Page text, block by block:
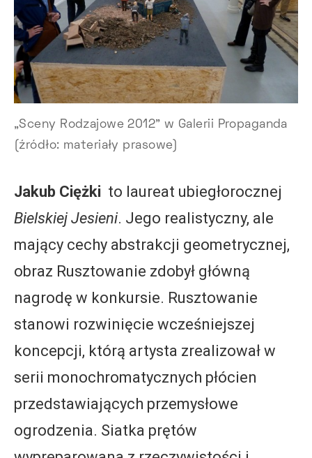
„Sceny Rodzajowe 2012” w Galerii Propaganda
(źródło: materiały prasowe)
Jakub Ciężki to laureat ubiegłorocznej
Bielskiej Jesieni. Jego realistyczny, ale
mający cechy abstrakcji geometrycznej,
obraz Rusztowanie zdobył główną
nagrodę w konkursie. Rusztowanie
stanowi rozwinięcie wcześniejszej
koncepcji, którą artysta zrealizował w
serii monochromatycznych płócien
przedstawiających przemysłowe
ogrodzenia. Siatka prętów